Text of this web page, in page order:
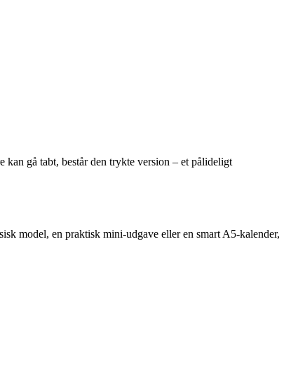
gå tabt, består den trykte version – et pålideligt
model, en praktisk mini-udgave eller en smart A5-kalender,